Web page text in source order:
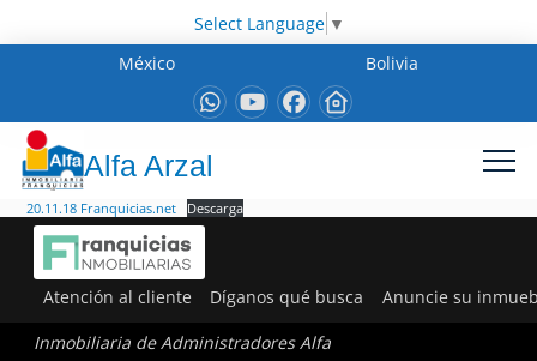
Select Language ▼
México
Bolivia
Alfa Arzal
20.11.18 Franquicias.net Descarga
Atención al cliente Díganos qué busca Anuncie su
Inmobiliaria de Administradores Alfa